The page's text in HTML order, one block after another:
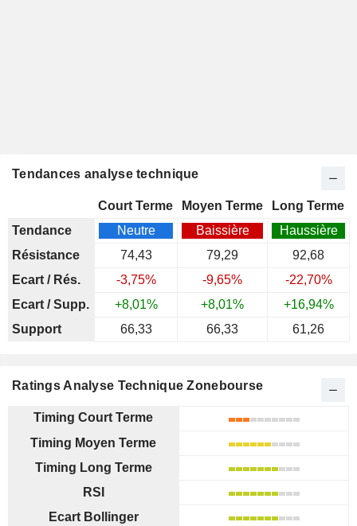
Tendances analyse technique
Court Terme Moyen Terme
Long Terme
Tendance
Neutre Baissière
Haussière
Résistance
74,43 79,29
92,68
Ecart / Rés.
-3,75% -9,65%
-22,70%
Ecart / Supp.
+8,01% +8,01%
+16,94%
Support
66,33 66,33 61,26
Ratings Analyse Technique Zonebourse
Timing Court Terme
Timing Moyen Terme
Timing Long Terme
RSI
Ecart Bollinger